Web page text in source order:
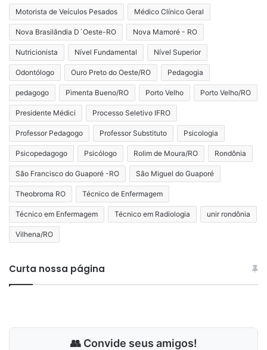
Motorista de Veículos Pesados Médico Clínico Geral
Nova Brasilândia D´Oeste-RO Nova Mamoré - RO
Nutricionista Nível Fundamental Nível Superior
Odontólogo Ouro Preto do Oeste/RO Pedagogia
pedagogo Pimenta Bueno/RO Porto Velho Porto Velho/RO
Presidente Médici Processo Seletivo IFRO
Professor Pedagogo Professor Substituto Psicologia
Psicopedagogo Psicólogo Rolim de Moura/RO Rondônia
São Francisco do Guaporé -RO São Miguel do Guaporé
Theobroma RO Técnico de Enfermagem
Técnico em Enfermagem Técnico em Radiologia unir rondônia
Vilhena/RO
Curta nossa página
👥 Convide seus amigos!